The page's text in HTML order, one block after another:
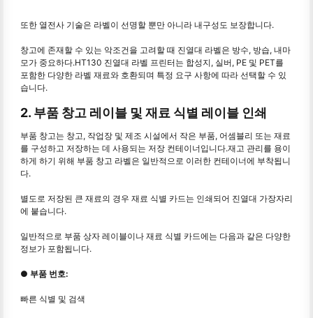
또한 열전사 기술은 라벨이 선명할 뿐만 아니라 내구성도 보장합니다.
창고에 존재할 수 있는 악조건을 고려할 때 진열대 라벨은 방수, 방습, 내마
모가 중요하다.HT130 진열대 라벨 프린터는 합성지, 실버, PE 및 PET를
포함한 다양한 라벨 재료와 호환되며 특정 요구 사항에 따라 선택할 수 있
습니다.
2. 부품 창고 레이블 및 재료 식별 레이블 인쇄
부품 창고는 창고, 작업장 및 제조 시설에서 작은 부품, 어셈블리 또는 재료
를 구성하고 저장하는 데 사용되는 저장 컨테이너입니다.재고 관리를 용이
하게 하기 위해 부품 창고 라벨은 일반적으로 이러한 컨테이너에 부착됩니
다.
별도로 저장된 큰 재료의 경우 재료 식별 카드는 인쇄되어 진열대 가장자리
에 붙습니다.
일반적으로 부품 상자 레이블이나 재료 식별 카드에는 다음과 같은 다양한
정보가 포함됩니다.
● 부품 번호:
빠른 식별 및 검색